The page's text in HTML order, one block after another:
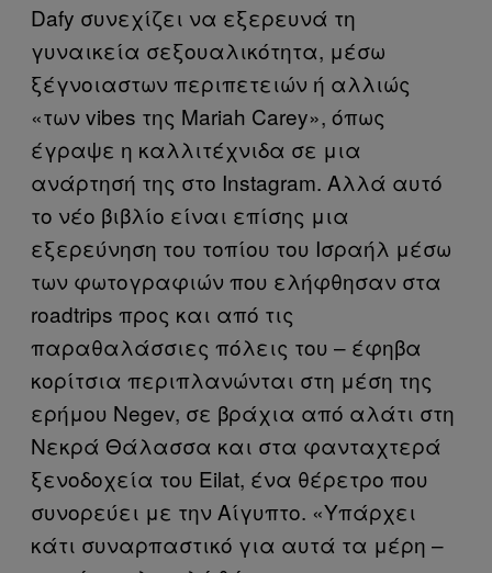
Dafy συνεχίζει να εξερευνά τη
γυναικεία σεξουαλικότητα, μέσω
ξέγνοιαστων περιπετειών ή αλλιώς
«των vibes της Mariah Carey», όπως
έγραψε η καλλιτέχνιδα σε μια
ανάρτησή της στο Instagram. Αλλά αυτό
το νέο βιβλίο είναι επίσης μια
εξερεύνηση του τοπίου του Ισραήλ μέσω
των φωτογραφιών που ελήφθησαν στα
roadtrips προς και από τις
παραθαλάσσιες πόλεις του – έφηβα
κορίτσια περιπλανώνται στη μέση της
ερήμου Νegev, σε βράχια από αλάτι στη
Νεκρά Θάλασσα και στα φανταχτερά
ξενοδοχεία του Eilat, ένα θέρετρο που
συνορεύει με την Αίγυπτο. «Υπάρχει
κάτι συναρπαστικό για αυτά τα μέρη –